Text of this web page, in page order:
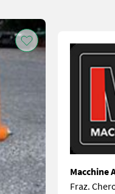
Macchine
Fraz.